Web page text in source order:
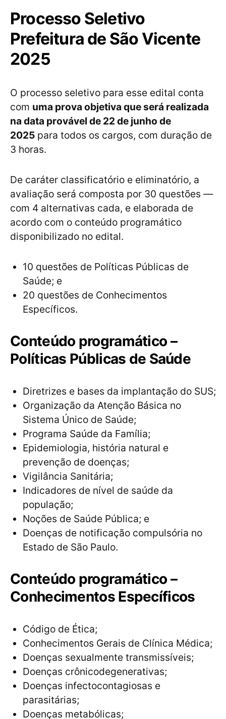
Processo Seletivo
Prefeitura de São Vicente
2025
O processo seletivo para esse edital conta
com uma prova objetiva que será realizada
na data provável de 22 de junho de
2025 para todos os cargos, com duração de
3 horas.
De caráter classificatório e eliminatório, a
avaliação será composta por 30 questões —
com 4 alternativas cada, e elaborada de
acordo com o conteúdo programático
disponibilizado no edital.
10 questões de Políticas Públicas de
Saúde; e
20 questões de Conhecimentos
Específicos.
Conteúdo programático –
Políticas Públicas de Saúde
Diretrizes e bases da implantação do SUS;
Organização da Atenção Básica no
Sistema Único de Saúde;
Programa Saúde da Família;
Epidemiologia, história natural e
prevenção de doenças;
Vigilância Sanitária;
Indicadores de nível de saúde da
população;
Noções de Saúde Pública; e
Doenças de notificação compulsória no
Estado de São Paulo.
Conteúdo programático –
Conhecimentos Específicos
Código de Ética;
Conhecimentos Gerais de Clínica Médica;
Doenças sexualmente transmissíveis;
Doenças crônicodegenerativas;
Doenças infectocontagiosas e
parasitárias;
Doenças metabólicas;